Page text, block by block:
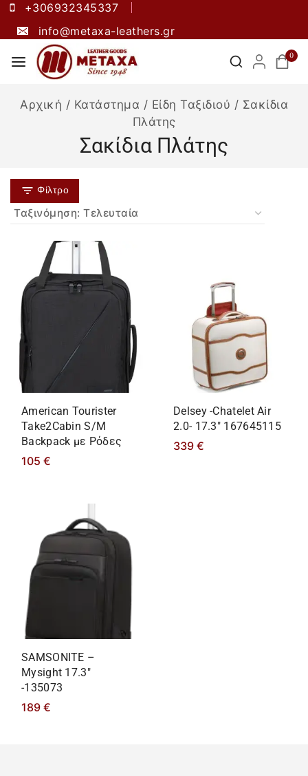
+306932345337
info@metaxa-leathers.gr
0
Αρχική / Κατάστημα / Είδη Ταξιδιού / Σακίδια
Πλάτης
Σακίδια Πλάτης
Φίλτρο
American Tourister
Take2Cabin S/M
Backpack με Ρόδες
105 €
Delsey -Chatelet Air
2.0- 17.3″ 167645115
339 €
SAMSONITE –
Mysight 17.3″
-135073
189 €